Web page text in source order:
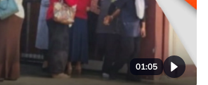
01:05